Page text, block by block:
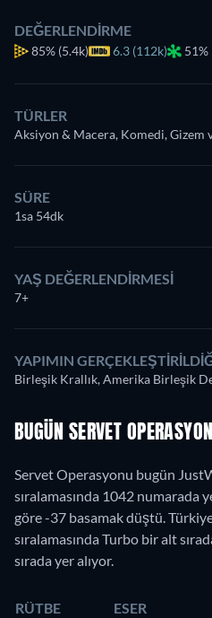
DEĞERLENDIRME
85% (5.4k) 6.3 (112k) 51%
TÜRLER
Aksiyon & Macera, Komedi, Gizem
SÜRE
1sa 54dk
YAŞ DEĞERLENDIRMESI
7+
YAPIMIN
Birleşik Krallık, Amerika Birleşik
BUGÜN SERVET
Servet Operasyonu bugün
sıralamasında 1042 numarada
göre -37 basamak düştü.
sıralamasında Turbo bir alt
sırada yer alıyor.
RÜTBE ESER